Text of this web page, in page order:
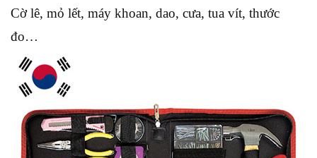
Cờ lê, mỏ lết, máy khoan, dao, cưa, tua vít, thước
đo…